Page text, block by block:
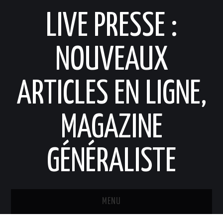
LIVE PRESSE :
NOUVEAUX
ARTICLES EN LIGNE,
MAGAZINE
GÉNÉRALISTE
MENU